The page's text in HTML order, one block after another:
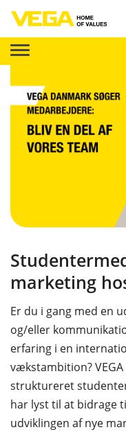
marketing
Er du i gang med en
og/eller
erfaring i en
vækstambition?
struktureret
har lyst til at bidrage
udviklingen af nye